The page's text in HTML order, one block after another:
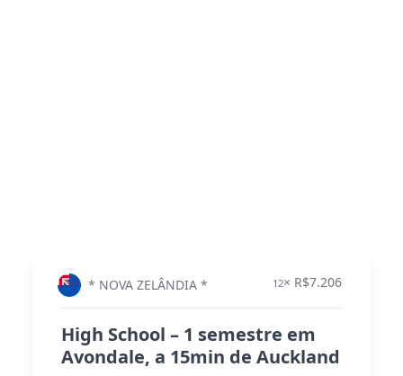
* NOVA ZELÂNDIA * 12× R$7.206
High School – 1 semestre em
Avondale, a 15min de Auckland